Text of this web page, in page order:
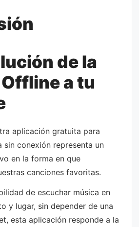
de la
a tu
aplicación gratuita para
sin conexión representa un
en la forma en que
canciones favoritas.
de escuchar música en
y lugar, sin depender de una
esta aplicación responde a la